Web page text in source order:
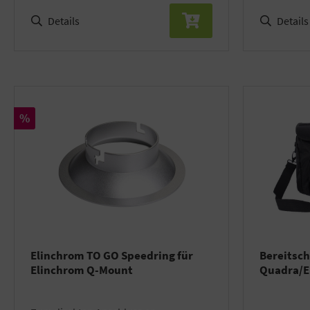
Details Details
Rabatt
%
Elinchrom TO GO Speedring für
Elinchrom Q-Mount
Quadra/